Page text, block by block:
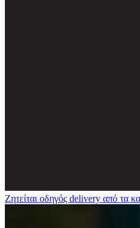
Ζητείται οδηγός delivery από τα